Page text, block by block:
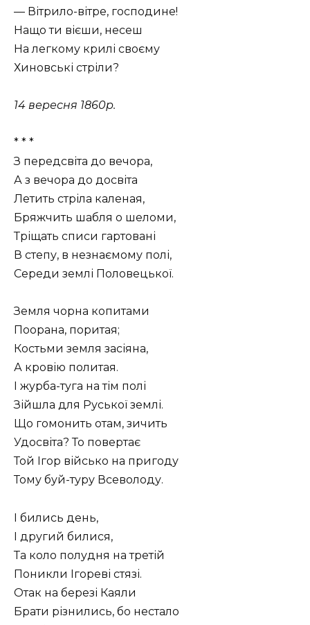
— Вітрило-вітре, господине!
Нащо ти вієши, несеш
На легкому крилі своєму
Хиновські стріли?
14 вересня 1860р.
* * *
З передсвіта до вечора,
А з вечора до досвіта
Летить стріла каленая,
Бряжчить шабля о шеломи,
Тріщать списи гартовані
В степу, в незнаємому полі,
Середи землі Половецької.
Земля чорна копитами
Поорана, поритая;
Костьми земля засіяна,
А кровію политая.
І журба-туга на тім полі
Зійшла для Руської землі.
Що гомонить отам, зичить
Удосвіта? То повертає
Той Ігор військо на пригоду
Тому буй-туру Всеволоду.
І бились день,
І другий билися,
Та коло полудня на третій
Поникли Ігореві стязі.
Отак на березі Каяли
Брати різнились, бо нестало